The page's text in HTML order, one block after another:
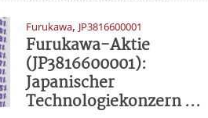
Furukawa, JP3816600001
Furukawa-Aktie
(JP3816600001):
Japanischer
Technologiekonzern ...